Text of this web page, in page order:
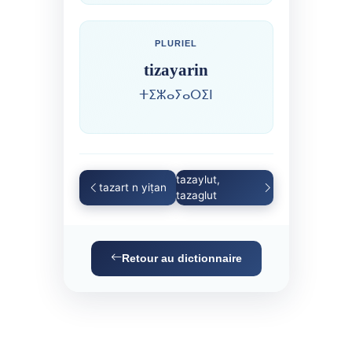
PLURIEL
tizayarin
ⵜⵉⵣⴰⵢⴰⵔⵉⵏ
tazart n yiṭan
tazaylut,
tazaglut
Retour au dictionnaire